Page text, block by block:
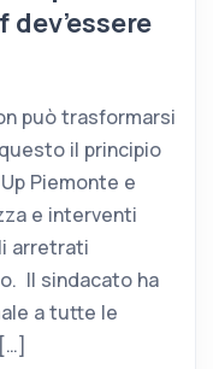
può trasformarsi
il principio
Piemonte e
e interventi
arretrati
Il sindacato ha
a tutte le